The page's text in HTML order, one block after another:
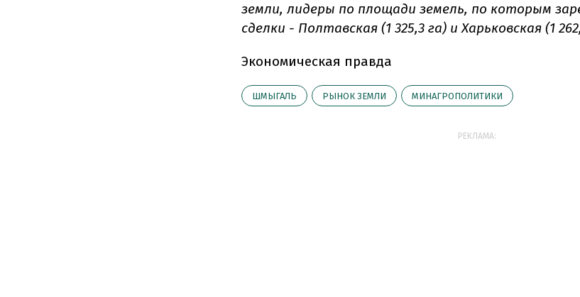
земли, лидеры по площади земель, по которым
сделки - Полтавская (1 325,3 га) и Харьковская (1
Экономическая правда
ШМЫГАЛЬ РЫНОК ЗЕМЛИ МИНАГРОПОЛИТИКИ
РЕКЛАМА: